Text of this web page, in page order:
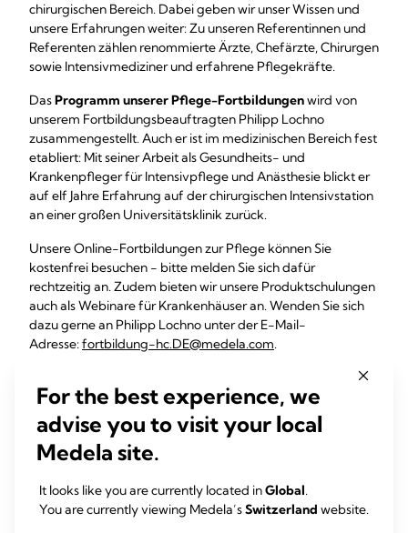
chirurgischen Bereich. Dabei geben wir unser Wissen und
unsere Erfahrungen weiter: Zu unseren Referentinnen und
Referenten zählen renommierte Ärzte, Chefärzte, Chirurgen
sowie Intensivmediziner und erfahrene Pflegekräfte.
DasProgramm unserer Pflege-Fortbildungenwird von
unserem Fortbildungsbeauftragten Philipp Lochno
zusammengestellt. Auch er ist im medizinischen Bereich fest
etabliert: Mit seiner Arbeit als Gesundheits- und
Krankenpfleger für Intensivpflege und Anästhesie blickt er
auf elf Jahre Erfahrung auf der chirurgischen Intensivstation
an einer großen Universitätsklinik zurück.
Unsere Online-Fortbildungen zur Pflege können Sie
kostenfrei besuchen - bitte melden Sie sich dafür
rechtzeitig an. Zudem bieten wir unsere Produktschulungen
auch als Webinare für Krankenhäuser an. Wenden Sie sich
dazu gerne an Philipp Lochno unter der E-Mail-
Adresse:fortbildung-hc.DE@medela.com.
17.03.2025: Hygieneschulung – ein jährliches
Update. Unterweisung gemäß der
Landeshygieneverordnung
09.04.2025: Thopaz+: Einweisung in das digitale
Thoraxdrainage-System für (Neu-)Anwender
For the best experience, we
advise you to visit your local
Medela site.
It looks like you are currently located inGlobal.
You are currently viewing Medela’sSwitzerland website.